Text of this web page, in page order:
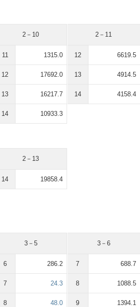
2－10
11 1315.0
12 17692.0
13 16217.7
14 10933.3
2－11
12 6619.5
13 4914.5
14 4158.4
2－13
14 19858.4
3－5
6 286.2
7 24.3
8 48.0
3－6
7 688.7
8 1088.5
9 1394.1